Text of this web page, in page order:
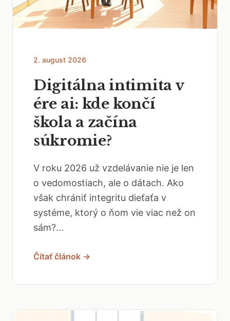
2. august 2026
Digitálna intimita v
ére ai: kde končí
škola a začína
súkromie?
V roku 2026 už vzdelávanie nie je len
o vedomostiach, ale o dátach. Ako
však chrániť integritu dieťaťa v
systéme, ktorý o ňom vie viac než on
sám?...
Čítať článok →